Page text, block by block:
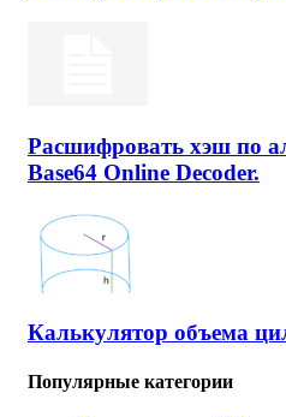
Расшифровать хэш по
Base64 Online Decoder.
Калькулятор объема
Популярные категории